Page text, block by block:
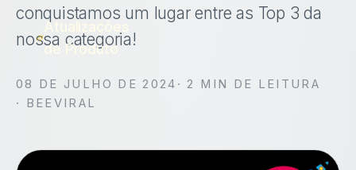
Atualizações
de Produto
conquistamos um lugar entre as Top 3 da
nossa categoria!
08 DE JULHO DE 2024 ·2
MIN DE LEITURA
· BEEVIRAL